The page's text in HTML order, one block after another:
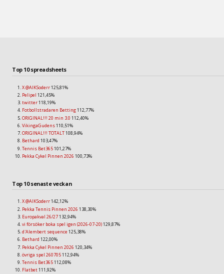
Top 10 spreadsheets
X @AIKSoderr125,81%
Pelipel 121,45%
twitter118,19%
Fotbollstradaren Betting112,77%
ORIGINAL!!! 20 min 3.0 112,40%
VikingaGudens110,51%
ORIGINAL!!! TOTALT108,94%
Bethard 103,47%
Tennis Bet365101,27%
Pekka Cykel Pinnen 2026 100,73%
Top 10 senaste veckan
X @AIKSoderr142,12%
Pekka Tennis Pinnen 2026 138,30%
Europakval 26/27132,94%
vi försöker boka spel igen (2026-07-20)129,87%
d'Alembert sequence125,38%
Bethard 122,00%
Pekka Cykel Pinnen 2026 120,34%
övriga spel 260705112,94%
Tennis Bet365112,08%
Flatbet111,92%